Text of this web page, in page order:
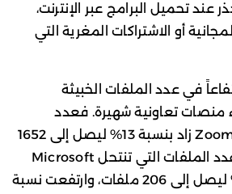
عند تحميل البرامج عبر الإنترنت،
أو الاشتراكات المغرية التي
في عدد الملفات الخبيثة
منصات تعاونية شهيرة. فعدد
الملفات التي تنتحل Zoom زاد بنسبة 13% ليصل إلى 1652
ملفاً، بينما تضاعف عدد الملفات التي تنتحل Microsoft
Teams بنسبة 100% ليصل إلى 206 ملفات، وارتفعت نسبة